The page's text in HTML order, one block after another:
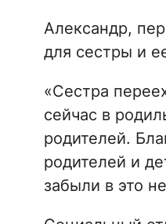
Александр,
для сестры и
«Сестра
сейчас в
родителей.
родителей и
забыли в это